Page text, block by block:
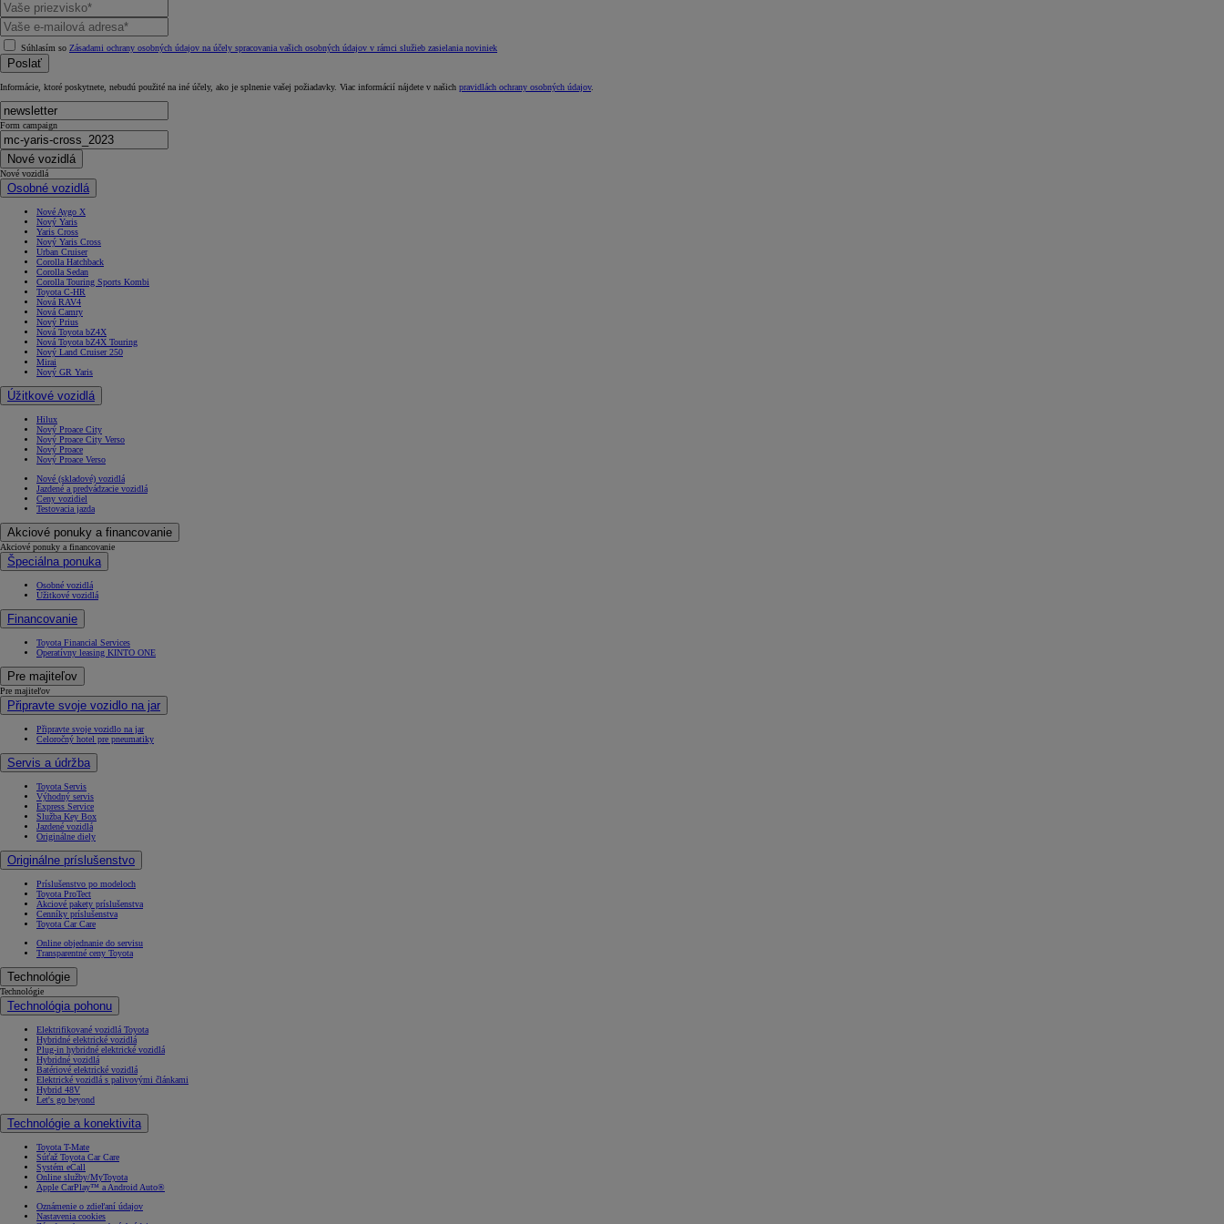
Od16 690 €s DPH
vr. zvýhodnenia1 000 €
a bonusu za výkup500 €
Nový Yaris Cross
HYBRID
Súhlasím so Zásadami ochrany osobných údajov na účely spracovania vašich osobných údajov v rámci služieb zasielania noviniek
Poslať
Informácie, ktoré poskytnete, nebudú použité na iné účely, ako je splnenie vašej požiadavky. Viac informácií nájdete v našich pravidlách ochrany osobných údajov.
Form campaign
Nové vozidlá
Nové vozidlá
Osobné vozidlá
Nové Aygo X
Nový Yaris
Yaris Cross
Nový Yaris Cross
Urban Cruiser
Corolla Hatchback
Corolla Sedan
Corolla Touring Sports Kombi
Toyota C-HR
Nová RAV4
Nová Camry
Nový Prius
Nová Toyota bZ4X
Nová Toyota bZ4X Touring
Nový Land Cruiser 250
Mirai
Nový GR Yaris
Úžitkové vozidlá
Hilux
Nový Proace City
Nový Proace City Verso
Nový Proace
Nový Proace Verso
Nové (skladové) vozidlá
Jazdené a predvádzacie vozidlá
Ceny vozidiel
Testovacia jazda
Akciové ponuky a financovanie
Akciové ponuky a financovanie
Špeciálna ponuka
Osobné vozidlá
Úžitkové vozidlá
Financovanie
Toyota Financial Services
Operatívny leasing KINTO ONE
Pre majiteľov
Pre majiteľov
Připravte svoje vozidlo na jar
Připravte svoje vozidlo na jar
Celoročný hotel pre pneumatiky
Servis a údržba
Toyota Servis
Výhodný servis
Express Service
Služba Key Box
Jazdené vozidlá
Originálne diely
Originálne príslušenstvo
Príslušenstvo po modeloch
Toyota ProTect
Akciové pakety príslušenstva
Cenníky príslušenstva
Toyota Car Care
Online objednanie do servisu
Transparentné ceny Toyota
Technológie
Technológie
Technológia pohonu
Elektrifikované vozidlá Toyota
Hybridné elektrické vozidlá
Plug-in hybridné elektrické vozidlá
Hybridné vozidlá
Batériové elektrické vozidlá
Elektrické vozidlá s palivovými článkami
Hybrid 48V
Let's go beyond
Technológie a konektivita
Toyota T-Mate
Súťaž Toyota Car Care
Systém eCall
Online služby/MyToyota
Apple CarPlay™ a Android Auto®
Oznámenie o zdieľaní údajov
Nastavenia cookies